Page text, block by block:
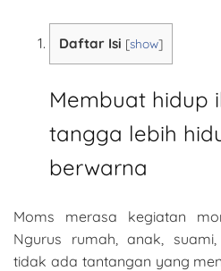
Daftar Isi [show]
Membuat hidup
tangga lebih
berwarna
Moms merasa kegiatan
Ngurus rumah, anak,
tidak ada tantangan yang